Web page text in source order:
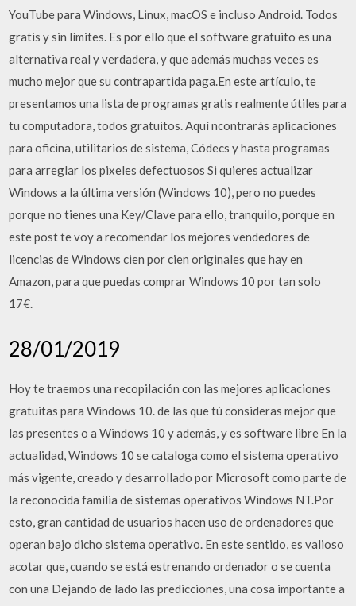
YouTube para Windows, Linux, macOS e incluso Android. Todos
gratis y sin límites. Es por ello que el software gratuito es una
alternativa real y verdadera, y que además muchas veces es
mucho mejor que su contrapartida paga.En este artículo, te
presentamos una lista de programas gratis realmente útiles para
tu computadora, todos gratuitos. Aquí ncontrarás aplicaciones
para oficina, utilitarios de sistema, Códecs y hasta programas
para arreglar los pixeles defectuosos Si quieres actualizar
Windows a la última versión (Windows 10), pero no puedes
porque no tienes una Key/Clave para ello, tranquilo, porque en
este post te voy a recomendar los mejores vendedores de
licencias de Windows cien por cien originales que hay en
Amazon, para que puedas comprar Windows 10 por tan solo
17€.
28/01/2019
Hoy te traemos una recopilación con las mejores aplicaciones
gratuitas para Windows 10. de las que tú consideras mejor que
las presentes o a Windows 10 y además, y es software libre En la
actualidad, Windows 10 se cataloga como el sistema operativo
más vigente, creado y desarrollado por Microsoft como parte de
la reconocida familia de sistemas operativos Windows NT.Por
esto, gran cantidad de usuarios hacen uso de ordenadores que
operan bajo dicho sistema operativo. En este sentido, es valioso
acotar que, cuando se está estrenando ordenador o se cuenta
con una Dejando de lado las predicciones, una cosa importante a